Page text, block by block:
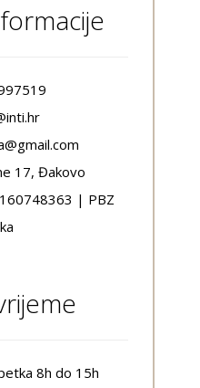
17, Đakovo
| PBZ
8h do 15h